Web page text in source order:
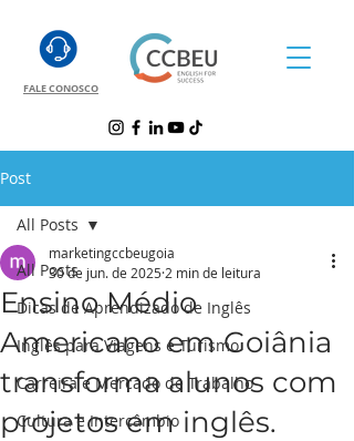
FALE CONOSCO
Post
All Posts
Dicas de Aprendizado de Inglês
Inglês para Viagens e Turismo
Carreira e Mercado de Trabalho
Cultura e Intercâmbio
All Posts
Ensino Médio
Americano em Goiânia
transforma alunos com
projetos em inglês.
marketingccbeugoia
30 de jun. de 2025 2 min de leitura